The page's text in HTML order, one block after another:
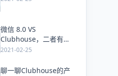
微信 8.0 VS
Clubhouse，二者有哪
些产品共通点？
2021-02-25
聊一聊Clubhouse的产